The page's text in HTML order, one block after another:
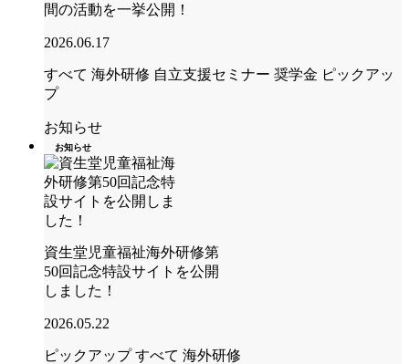
間の活動を一挙公開！
2026.06.17
すべて 海外研修 自立支援セミナー 奨学金 ピックアッ
プ
お知らせ
お知らせ
資生堂児童福祉海外研修第
50回記念特設サイトを公開
しました！
2026.05.22
ピックアップ すべて 海外研修